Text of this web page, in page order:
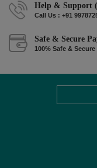
Help & Support
Call Us : +91
Safe & Secure
100% Safe &